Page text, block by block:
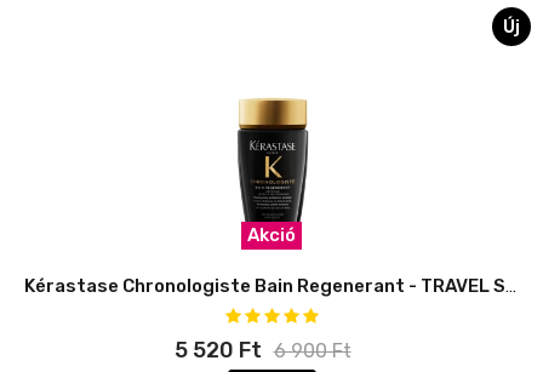
Új
Akció
Kérastase Chronologiste Bain Regenerant - TRAVEL SIZE
5 520 Ft 6 900 Ft